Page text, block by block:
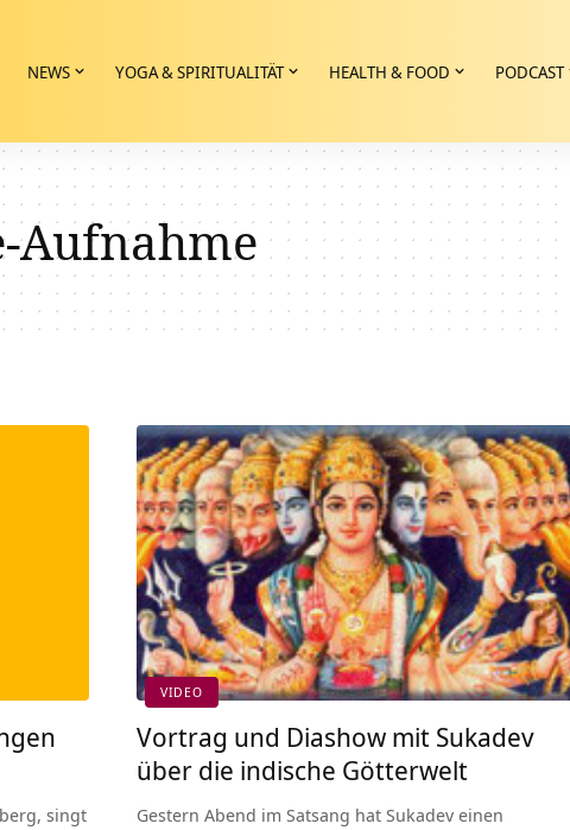
NEWS YOGA & SPIRITUALITÄT HEALTH & FOOD PODCAST
Aufnahme
singt
VIDEO
Vortrag und Diashow mit Sukadev
über die indische Götterwelt
Gestern Abend im Satsang hat Sukadev einen